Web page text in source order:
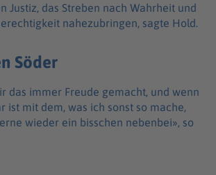
Justiz, das Streben nach Wahrheit und
nahezubringen, sagte Hold.
Söder
das immer Freude gemacht, und wenn
ist mit dem, was ich sonst so mache,
wieder ein bisschen nebenbei», so